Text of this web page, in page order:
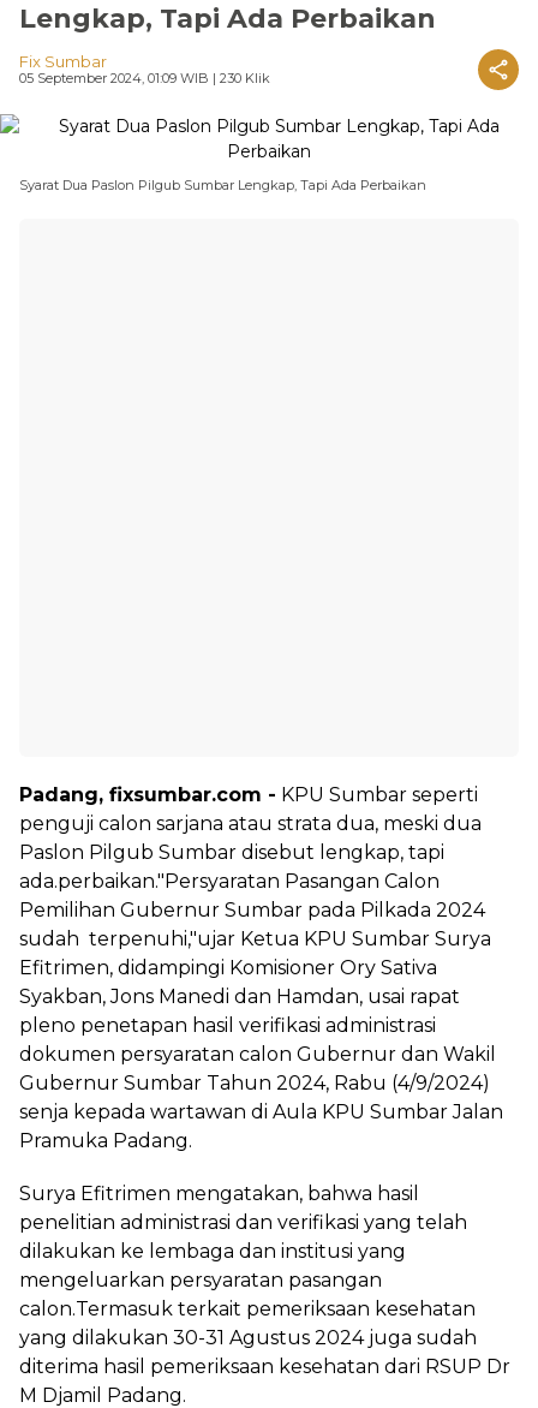
Lengkap, Tapi Ada Perbaikan
Fix Sumbar
05 September 2024, 01:09 WIB | 230 Klik
Syarat Dua Paslon Pilgub Sumbar Lengkap, Tapi Ada Perbaikan
Padang, fixsumbar.com - KPU Sumbar seperti
penguji calon sarjana atau strata dua, meski dua
Paslon Pilgub Sumbar disebut lengkap, tapi
ada.perbaikan."Persyaratan Pasangan Calon
Pemilihan Gubernur Sumbar pada Pilkada 2024
sudah terpenuhi,"ujar Ketua KPU Sumbar Surya
Efitrimen, didampingi Komisioner Ory Sativa
Syakban, Jons Manedi dan Hamdan, usai rapat
pleno penetapan hasil verifikasi administrasi
dokumen persyaratan calon Gubernur dan Wakil
Gubernur Sumbar Tahun 2024, Rabu (4/9/2024)
senja kepada wartawan di Aula KPU Sumbar Jalan
Pramuka Padang.
Surya Efitrimen mengatakan, bahwa hasil
penelitian administrasi dan verifikasi yang telah
dilakukan ke lembaga dan institusi yang
mengeluarkan persyaratan pasangan
calon.Termasuk terkait pemeriksaan kesehatan
yang dilakukan 30-31 Agustus 2024 juga sudah
diterima hasil pemeriksaan kesehatan dari RSUP Dr
M Djamil Padang.